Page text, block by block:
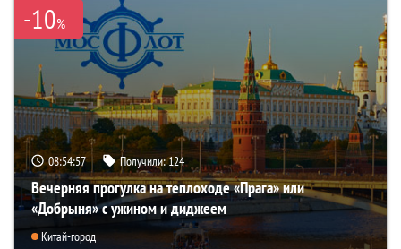
-10%
08:54:55 Получили:124
Вечерняя прогулка на теплоходе «Прага» или
«Добрыня» с ужином и диджеем
Китай-город